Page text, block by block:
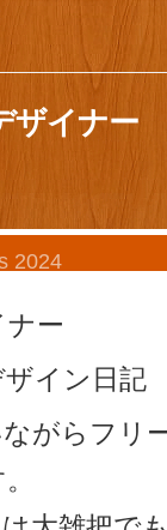
ザイナー
2024
ー
イン日記
がらフリ